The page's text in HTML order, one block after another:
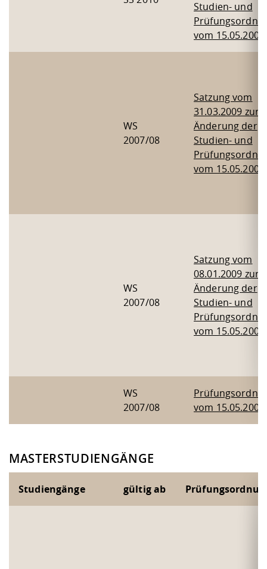
Studien- und
vom 15.05.2007
WS
2007/08
Satzung vom
31.03.2009 zur
Änderung der
Studien- und
vom 15.05.2007
WS
2007/08
Satzung vom
08.01.2009 zur
Änderung der
Studien- und
vom 15.05.2007
WS
2007/08
vom 15.05.2007
MASTERSTUDIENGÄNGE
Studiengänge gültig ab